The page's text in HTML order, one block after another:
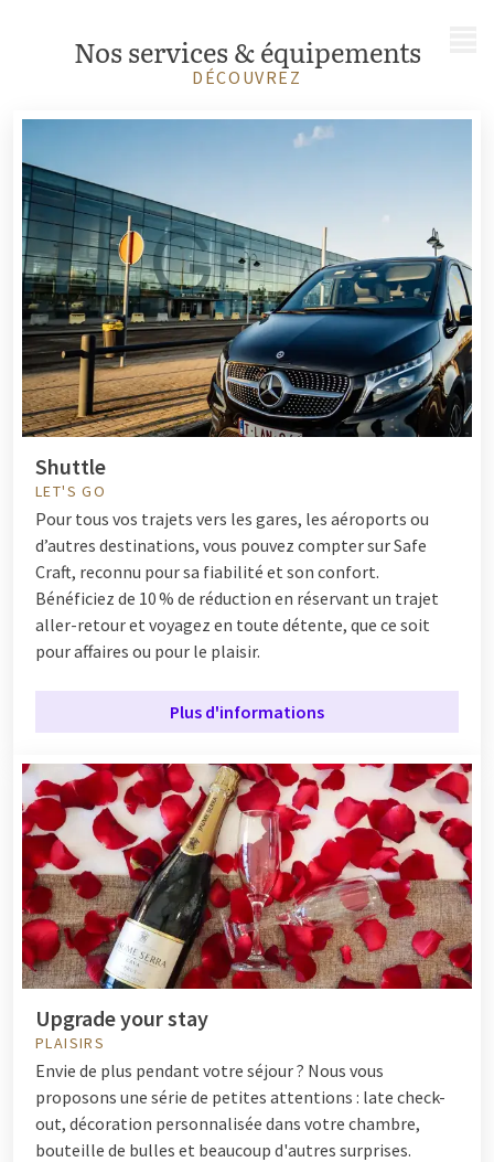
Nos services & équipements
DÉCOUVREZ
Shuttle
LET'S GO
Pour tous vos trajets vers les gares, les aéroports ou
d’autres destinations, vous pouvez compter sur Safe
Craft, reconnu pour sa fiabilité et son confort.
Bénéficiez de 10 % de réduction en réservant un trajet
aller-retour et voyagez en toute détente, que ce soit
pour affaires ou pour le plaisir.
Plus d'informations
Upgrade your stay
PLAISIRS
Envie de plus pendant votre séjour ? Nous vous
proposons une série de petites attentions : late check-
out, décoration personnalisée dans votre chambre,
bouteille de bulles et beaucoup d'autres surprises.